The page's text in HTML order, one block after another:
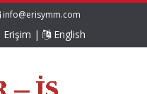
info@erisymm.com
| English